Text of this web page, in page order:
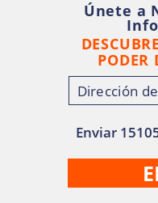
Únete a
PODER
Enviar